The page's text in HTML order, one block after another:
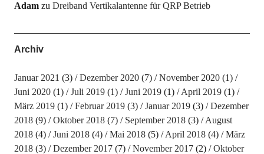
Adamzu Dreiband Vertikalantenne für QRP Betrieb
Archiv
Januar 2021 (3) Dezember 2020(7) November 2020(1)
Juni 2020(1) Juli 2019(1) Juni 2019(1) April 2019(1)
März 2019(1) Februar 2019(3) Januar 2019(3)
Dezember
2018(9) Oktober 2018(7) September 2018(3)
August
2018(4) Juni 2018(4) Mai 2018(5) April 2018(4)
März
2018(3) Dezember 2017(7) November 2017(2)
Oktober